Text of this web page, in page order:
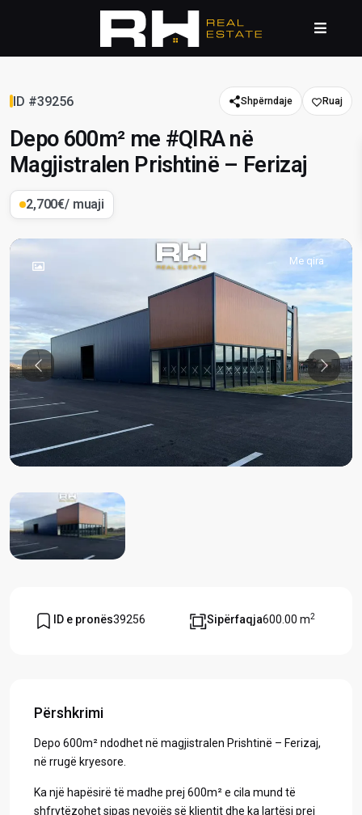
ID #39256 Shpërndaje
Depo 600m² me #QIRA në
Magjistralen Prishtinë – Ferizaj
2,700€/ muaji
Me qira
Previous
ID e pronës39256 Sipërfaqja600.00 m2
Përshkrimi
Depo 600m² ndodhet në magjistralen Prishtinë – Ferizaj,
në rrugë kryesore.
Ka një hapësirë të madhe prej 600m² e cila mund të
shfrytëzohet sipas nevojës së klientit dhe ka lartësi prej